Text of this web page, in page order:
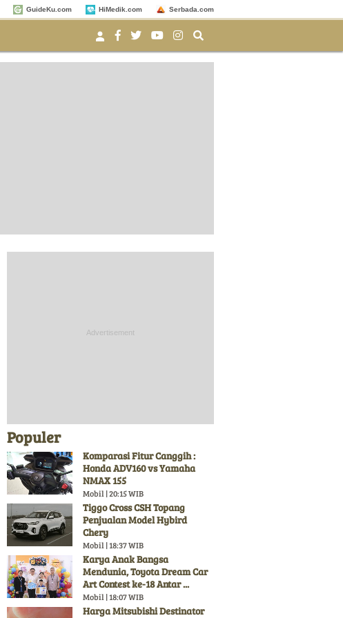
GuideKu.com HiMedik.com Serbada.com
Populer
Komparasi Fitur Canggih :
Honda ADV160 vs Yamaha
NMAX 155
Mobil | 20:15 WIB
Tiggo Cross CSH Topang
Penjualan Model Hybird
Chery
Mobil | 18:37 WIB
Karya Anak Bangsa
Mendunia, Toyota Dream Car
Art Contest ke-18 Antar ...
Mobil | 18:07 WIB
Harga Mitsubishi Destinator